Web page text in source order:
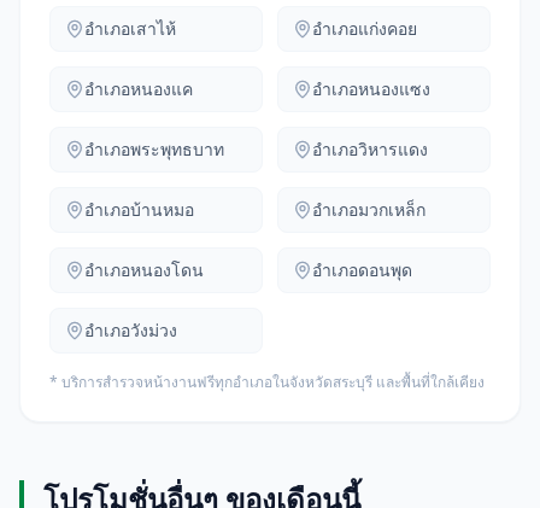
อำเภอเสาไห้ อำเภอแก่งคอย
อำเภอหนองแค อำเภอหนองแซง
อำเภอพระพุทธบาท อำเภอวิหารแดง
อำเภอบ้านหมอ อำเภอมวกเหล็ก
อำเภอหนองโดน อำเภอดอนพุด
อำเภอวังม่วง
* บริการสำรวจหน้างานฟรีทุกอำเภอในจังหวัดสระบุรี และพื้นที่ใกล้เคียง
โปรโมชั่นอื่นๆ ของเดือนนี้